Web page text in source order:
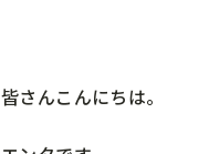
皆さんこんにちは。